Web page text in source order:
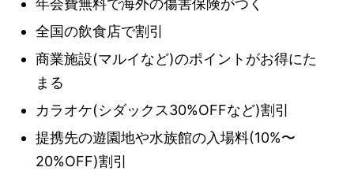
年会費無料で海外の傷害保険がつく
全国の飲食店で割引
商業施設(マルイなど)のポイントがお得にた
まる
カラオケ(シダックス30%OFFなど)割引
提携先の遊園地や水族館の入場料(10%〜
20%OFF)割引